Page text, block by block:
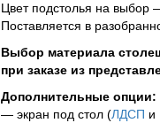
Цвет подстолья на выбор
Поставляется в
Выбор материала
при заказе из
Дополнительные опции:
— экран под стол (ЛДСП и